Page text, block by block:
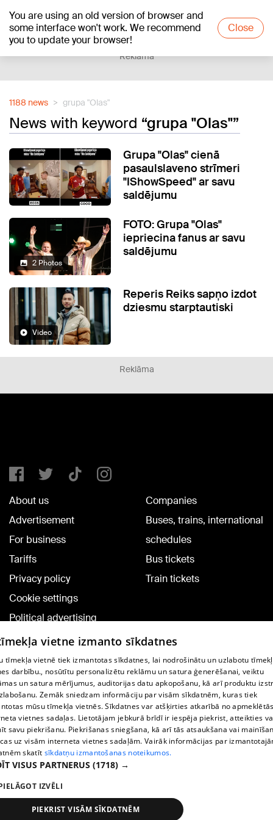
You are using an old version of browser and
some interface won't work. We recommend
you to update your browser!
Close
+16°C
Reklāma
1188 news grupa "Olas"
News with keyword “grupa "Olas"”
Grupa "Olas" cienā
pasaulslaveno strīmeri
"IShowSpeed" ar savu
saldējumu
2 Photos
FOTO: Grupa "Olas"
iepriecina fanus ar savu
saldējumu
Video
Reperis Reiks sapņo izdot
dziesmu starptautiski
Reklāma
About us
Advertisement
For business
Tariffs
Privacy policy
Cookie settings
Political advertising
Cookie policy
Commenting terms
Companies
Buses, trains, international
schedules
Bus tickets
Train tickets
TV program
Contract rules
360 Ziņu kontakti
Helio Media
Vortal assistance service: e-mail -
All rights reserved.
vietne izmanto sīkdatnes
tīmekļa vietnē tiek izmantotas sīkdatnes, lai nodrošinātu un uzlabotu
darbību., nosūtītu personalizētu reklāmu un satura ģenerēšanai, veiktu
un satura mērījumus, auditorijas datu apkopošanu, kā arī produktu
Zemāk sniedzam informāciju par visām sīkdatnēm, kuras tiek
mūsu tīmekļa vietnēs. Sīkdatnes var atšķirties atkarībā no
vietnes sadaļas. Lietotājam jebkurā brīdī ir iespēja piekrist, atteikties
savu piekrišanu. Piekrišanas sniegšana, kā arī tās atsaukšana vai
uz visām interneta vietnes sadaļām. Vairāk informācijas par
skatīt sīkdatņu izmantošanas noteikumos.
VISUS PARTNERUS (1718) →
IZVĒLI
PIEKRIST VISĀM SĪKDATNĒM